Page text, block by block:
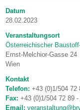
Datum
28.02.2023
Veranstaltungsort
Österreichischer
Ernst-Melchior-Gasse 24
Wien
Kontakt
Telefon:+43 (0)1/504 72
Fax:+43 (0)1/504 72 89 -
Email: